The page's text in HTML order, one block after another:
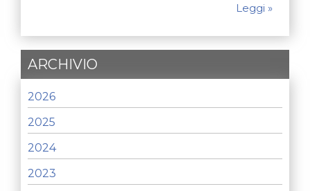
Leggi »
ARCHIVIO
2026
2025
2024
2023